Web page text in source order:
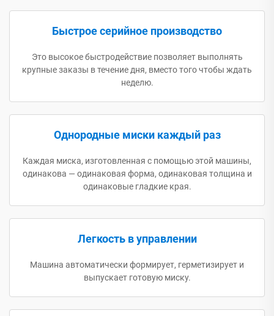
Быстрое серийное производство
Это высокое быстродействие позволяет выполнять
крупные заказы в течение дня, вместо того чтобы ждать
неделю.
Однородные миски каждый раз
Каждая миска, изготовленная с помощью этой машины,
одинакова — одинаковая форма, одинаковая толщина и
одинаковые гладкие края.
Легкость в управлении
Машина автоматически формирует, герметизирует и
выпускает готовую миску.